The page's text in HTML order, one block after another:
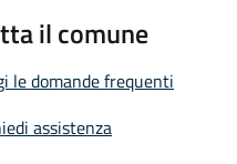
il comune
le domande frequenti
assistenza